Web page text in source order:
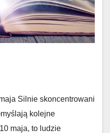
Silnie skoncentrowani
kolejne
maja, to ludzie